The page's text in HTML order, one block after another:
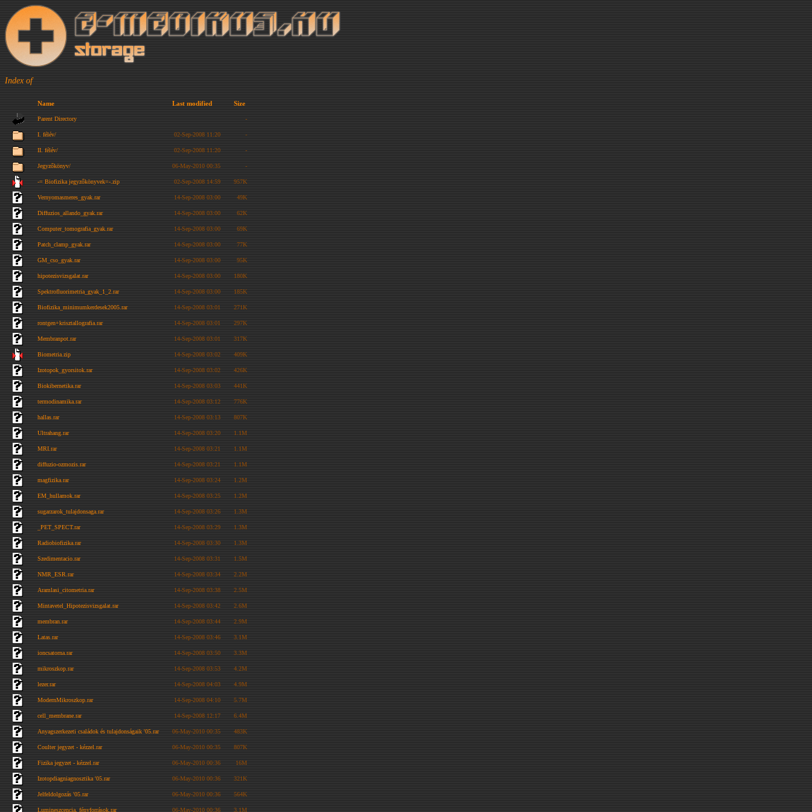
Index of
Name Last modified Size
Parent Directory -
I. félév/ 02-Sep-2008 11:20 -
II. félév/ 02-Sep-2008 11:20 -
Jegyzőkönyv/ 06-May-2010 00:35 -
-= Biofizika jegyzőkönyvek=-.zip 02-Sep-2008 14:59 957K
Vernyomasmeres_gyak.rar 14-Sep-2008 03:00 49K
Diffuzios_allando_gyak.rar 14-Sep-2008 03:00 62K
Computer_tomografia_gyak.rar 14-Sep-2008 03:00 69K
Patch_clamp_gyak.rar 14-Sep-2008 03:00 77K
GM_cso_gyak.rar 14-Sep-2008 03:00 95K
hipotezisvizsgalat.rar 14-Sep-2008 03:00 180K
Spektrofluorimetria_gyak_1_2.rar 14-Sep-2008 03:00 185K
Biofizika_minimumkerdesek2005.rar 14-Sep-2008 03:01 271K
rontgen+krisztallografia.rar 14-Sep-2008 03:01 297K
Membranpot.rar 14-Sep-2008 03:01 317K
Biometria.zip 14-Sep-2008 03:02 409K
Izotopok_gyorsitok.rar 14-Sep-2008 03:02 426K
Biokibernetika.rar 14-Sep-2008 03:03 441K
termodinamika.rar 14-Sep-2008 03:12 776K
hallas.rar 14-Sep-2008 03:13 807K
Ultrahang.rar 14-Sep-2008 03:20 1.1M
MRI.rar 14-Sep-2008 03:21 1.1M
diffuzio-ozmozis.rar 14-Sep-2008 03:21 1.1M
magfizika.rar 14-Sep-2008 03:24 1.2M
EM_hullamok.rar 14-Sep-2008 03:25 1.2M
sugarzarok_tulajdonsaga.rar 14-Sep-2008 03:26 1.3M
_PET_SPECT.rar 14-Sep-2008 03:29 1.3M
Radiobiofizika.rar 14-Sep-2008 03:30 1.3M
Szedimentacio.rar 14-Sep-2008 03:31 1.5M
NMR_ESR.rar 14-Sep-2008 03:34 2.2M
Aramlasi_citometria.rar 14-Sep-2008 03:38 2.5M
Mintavetel_Hipotezisvizsgalat.rar 14-Sep-2008 03:42 2.6M
membran.rar 14-Sep-2008 03:44 2.9M
Latas.rar 14-Sep-2008 03:46 3.1M
ioncsatorna.rar 14-Sep-2008 03:50 3.3M
mikroszkop.rar 14-Sep-2008 03:53 4.2M
lezer.rar 14-Sep-2008 04:03 4.9M
ModernMikroszkop.rar 14-Sep-2008 04:10 5.7M
cell_membrane.rar 14-Sep-2008 12:17 6.4M
Anyagszerkezeti családok és tulajdonságaik '05.rar 06-May-2010 00:35 483K
Coulter jegyzet - kézzel.rar 06-May-2010 00:35 807K
Fizika jegyzet - kézzel.rar 06-May-2010 00:36 16M
Izotopdiagniagnosztika '05.rar 06-May-2010 00:36 321K
Jelfeldolgozás '05.rar 06-May-2010 00:36 564K
Lumineszcencia, fényforrások.rar 06-May-2010 00:36 3.1M